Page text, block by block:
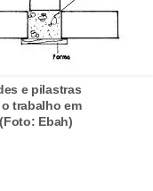
e pilastras
trabalho em
Ebah)